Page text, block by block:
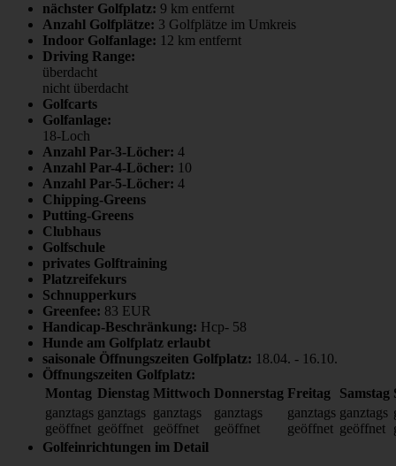
nächster Golfplatz: 9 km entfernt
Anzahl Golfplätze: 3 Golfplätze im Umkreis
Indoor Golfanlage: 12 km entfernt
Driving Range:
überdacht
nicht überdacht
Golfcarts
Golfanlage:
18-Loch
Anzahl Par-3-Löcher: 4
Anzahl Par-4-Löcher: 10
Anzahl Par-5-Löcher: 4
Chipping-Greens
Putting-Greens
Clubhaus
Golfschule
privates Golftraining
Platzreifekurs
Schnupperkurs
Greenfee: 83 EUR
Handicap-Beschränkung: Hcp- 58
Hunde am Golfplatz erlaubt
saisonale Öffnungszeiten Golfplatz: 18.04. - 16.10.
Öffnungszeiten Golfplatz:
Montag Dienstag Mittwoch Donnerstag Freitag Samstag
ganztags
geöffnet
ganztags
geöffnet
ganztags
geöffnet
ganztags
geöffnet
ganztags
geöffnet
ganztags
geöffnet
Golfeinrichtungen im Detail